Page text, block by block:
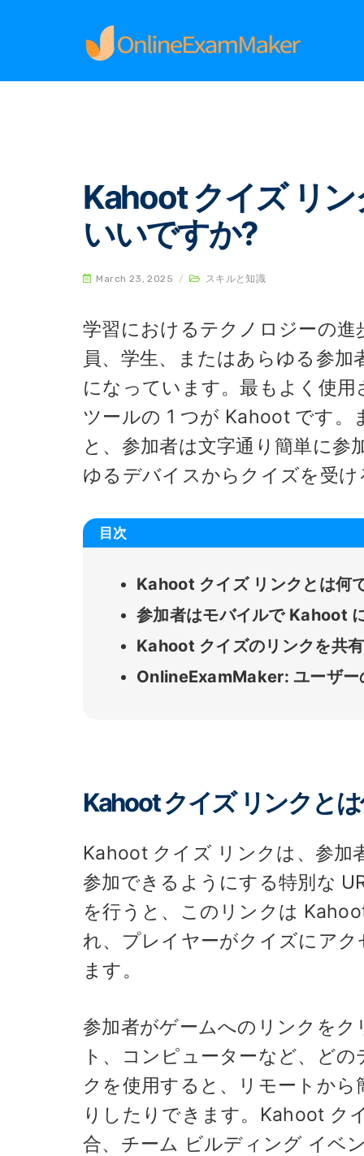
Home
Kahoot クイズ リ
いいですか?
March 23, 2025 / スキルと知識
学習におけるテクノロジーの
員、学生、またはあらゆる参
になっています。最もよく使
ツールの 1 つが Kahoot です
と、参加者は文字通り簡単に
ゆるデバイスからクイズを受
目次
Kahoot クイズ リンクとは何
参加者はモバイルで Kahoot
Kahoot クイズのリンクを共
OnlineExamMaker: ユーザー
Kahoot クイズ リンクと
Kahoot クイズ リンクは、参
参加できるようにする特別な
を行うと、このリンクは
れ、プレイヤーがクイズにア
ます。
参加者がゲームへのリンクを
ト、コンピューターなど、ど
クを使用すると、リモートか
りしたりできます。Kahoot ク
合、チーム ビルディング イベ